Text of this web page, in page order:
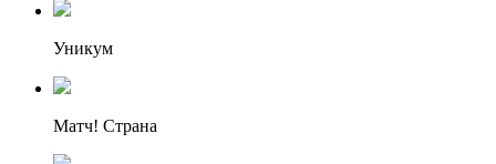
Уникум
Матч! Страна